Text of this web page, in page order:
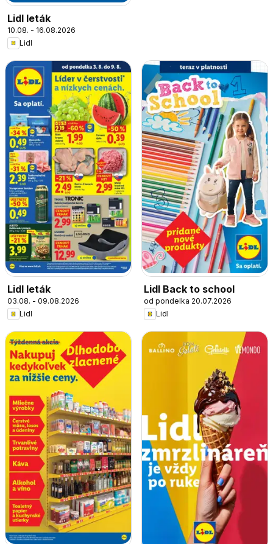
Lidl leták
10.08. - 16.08.2026
Lidl
Lidl leták
03.08. - 09.08.2026
Lidl
Lidl Back to school
od pondelka 20.07.2026
Lidl